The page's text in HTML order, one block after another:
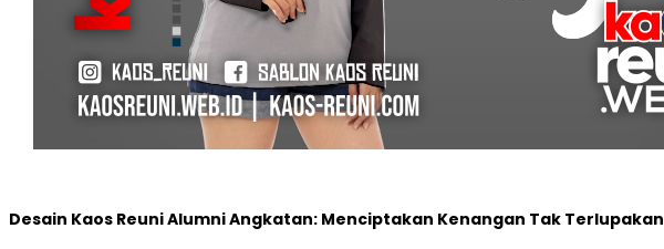
Desain Kaos Reuni Alumni Angkatan: Menciptakan Kenangan Tak Terlupakan